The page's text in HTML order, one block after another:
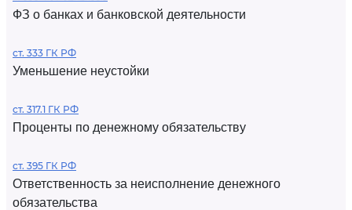
ФЗ о банках и банковской деятельности
ст. 333 ГК РФ
Уменьшение неустойки
ст. 317.1 ГК РФ
Проценты по денежному обязательству
ст. 395 ГК РФ
Ответственность за неисполнение денежного
обязательства